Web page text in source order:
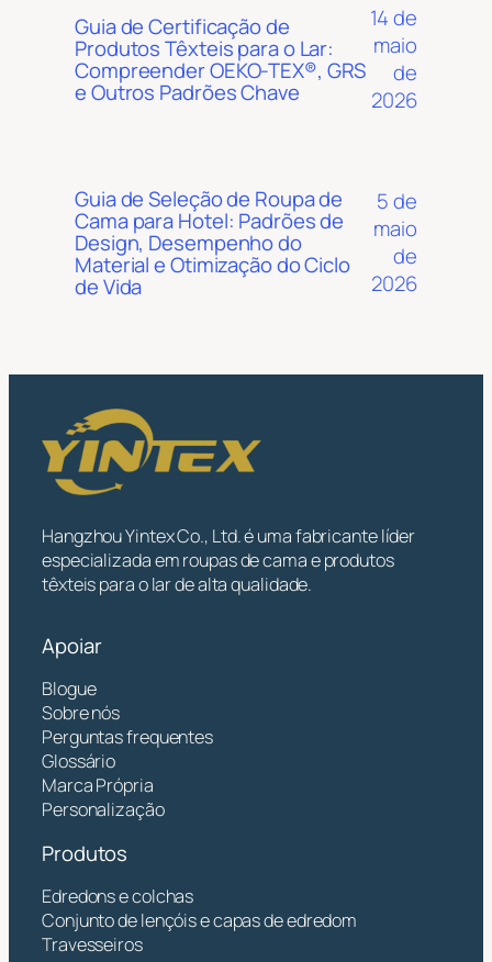
Guia de Certificação de
Produtos Têxteis para o Lar:
Compreender OEKO-TEX®, GRS
e Outros Padrões Chave
14 de
maio
de
2026
Guia de Seleção de Roupa de
Cama para Hotel: Padrões de
Design, Desempenho do
Material e Otimização do Ciclo
de Vida
5 de
maio
de
2026
Hangzhou Yintex Co., Ltd. é uma fabricante líder
especializada em roupas de cama e produtos
têxteis para o lar de alta qualidade.
Apoiar
Blogue
Sobre nós
Perguntas frequentes
Glossário
Marca Própria
Personalização
Produtos
Edredons e colchas
Conjunto de lençóis e capas de edredom
Travesseiros